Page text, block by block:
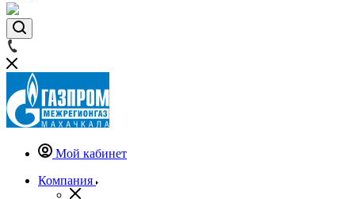
Мой кабинет
Компания